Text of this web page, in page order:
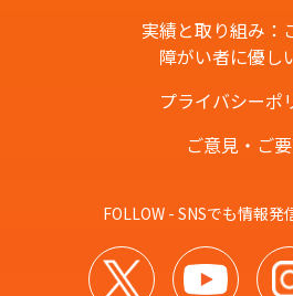
実績と取り組み：
障がい者に優し
プライバシーポ
ご意見・ご
FOLLOW - SNSでも情報発